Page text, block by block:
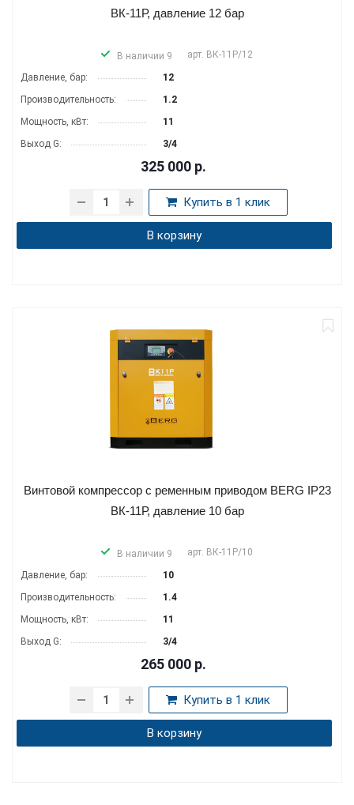
ВК-11Р, давление 12 бар
В наличии 9 арт. ВК-11Р/12
Давление, бар:
12
Производительность:
1.2
Мощность, кВт:
11
Выход G:
3/4
325 000 р.
Купить в 1 клик
В корзину
Винтовой компрессор с ременным приводом BERG IP23
ВК-11Р, давление 10 бар
В наличии 9 арт. ВК-11Р/10
Давление, бар:
10
Производительность:
1.4
Мощность, кВт:
11
Выход G:
3/4
265 000 р.
Купить в 1 клик
В корзину